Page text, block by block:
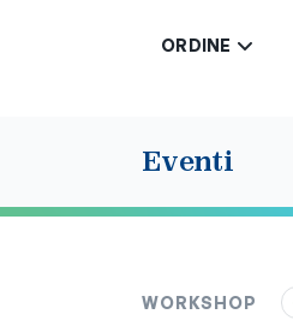
ORDINE
Eventi
WORKSHOP